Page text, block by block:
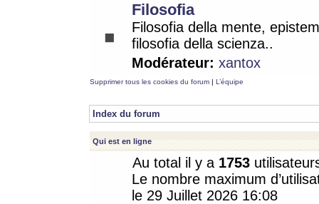
Filosofia
Filosofia della mente,
filosofia della scienza..
Modérateur: xantox
Supprimer tous les cookies du forum | L’équipe
Index du forum
Qui est en ligne
Au total il y a 1753
Le nombre maximum
le 29 Juillet 2026 16:08